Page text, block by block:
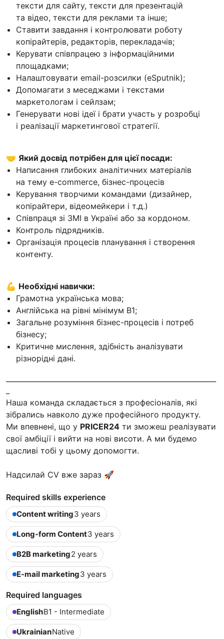
тексти для сайту, тексти для презентацій
та відео, тексти для реклами та інше;
Ставити завдання і контролювати роботу
копірайтерів, редакторів, перекладачів;
Керувати співпрацею з інформаційними
площадками;
Налаштовувати email-розсилки (eSputnik);
Допомагати з меседжами і текстами
маркетологам і сейлзам;
Генерувати нові ідеї і брати участь у розробці
і реалізації маркетингової стратегії.
🤝 Який досвід потрібен для цієї посади:
Написання глибоких аналітичних матеріалів
на тему e-commerce, бізнес-процесів
Керування творчими командами (дизайнер,
копірайтери, відеомейкери і т.д.)
Співпраця зі ЗМІ в Україні або за кордоном.
Контроль підрядників.
Організація процесів планування і створення
контенту.
💪 Необхідні навички:
Грамотна українська мова;
Англійська на рівні мінімум B1;
Загальне розуміння бізнес-процесів і потреб
бізнесу;
Критичне мислення, здібність аналізувати
різнорідні дані.
Наша команда складається з професіоналів, які
зібрались навколо дуже професійного продукту.
Ми впевнені, що у PRICER24 ти зможеш реалізувати
свої амбіції і вийти на нові висоти. А ми будемо
щасливі тобі у цьому допомогти.
Надсилай СV вже зараз 🚀
Required skills experience
Content writing3 years
Long-form Content3 years
B2B marketing2 years
E-mail marketing3 years
Required languages
EnglishB1 - Intermediate
UkrainianNative